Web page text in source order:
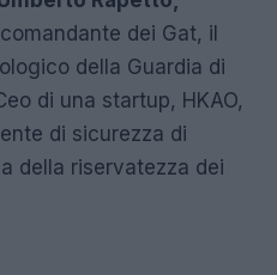
dei Gat, il
della Guardia di
di una startup, HKAO,
di sicurezza di
della riservatezza dei